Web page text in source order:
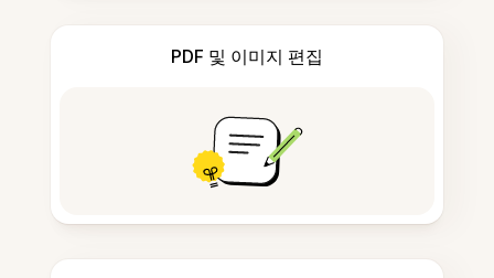
PDF 및 이미지 편집